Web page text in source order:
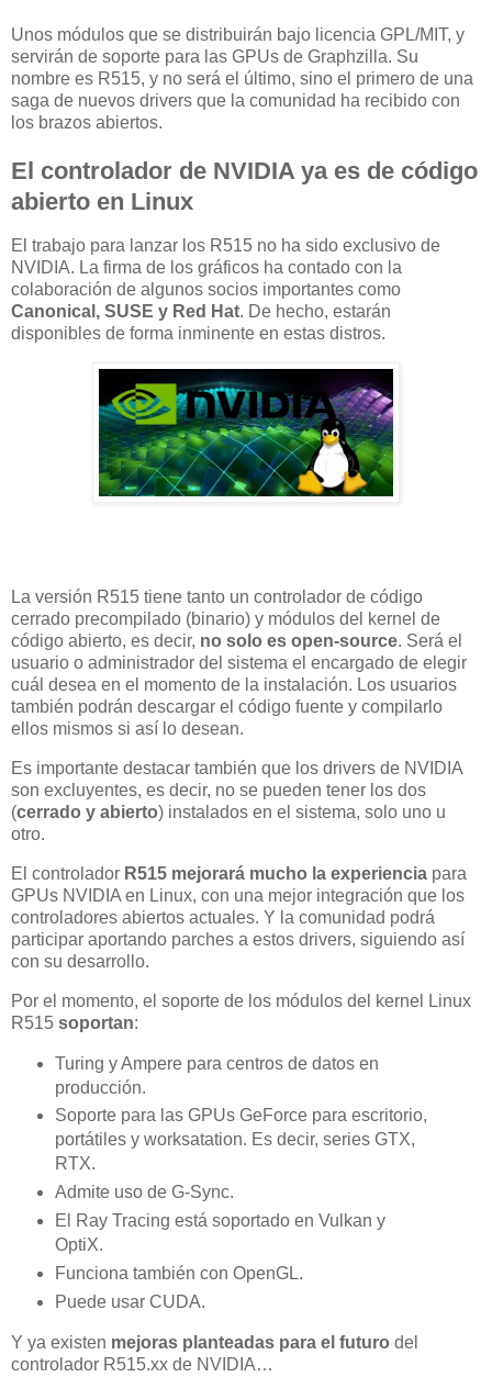
Unos módulos que se distribuirán bajo licencia GPL/MIT, y
servirán de soporte para las GPUs de Graphzilla. Su
nombre es R515, y no será el último, sino el primero de una
saga de nuevos drivers que la comunidad ha recibido con
los brazos abiertos.
El controlador de NVIDIA ya es de código
abierto en Linux
El trabajo para lanzar los R515 no ha sido exclusivo de
NVIDIA. La firma de los gráficos ha contado con la
colaboración de algunos socios importantes como
Canonical, SUSE y Red Hat. De hecho, estarán
disponibles de forma inminente en estas distros.
La versión R515 tiene tanto un controlador de código
cerrado precompilado (binario) y módulos del kernel de
código abierto, es decir, no solo es open-source. Será el
usuario o administrador del sistema el encargado de elegir
cuál desea en el momento de la instalación. Los usuarios
también podrán descargar el código fuente y compilarlo
ellos mismos si así lo desean.
Es importante destacar también que los drivers de NVIDIA
son excluyentes, es decir, no se pueden tener los dos
(cerrado y abierto) instalados en el sistema, solo uno u
otro.
El controlador R515 mejorará mucho la experiencia para
GPUs NVIDIA en Linux, con una mejor integración que los
controladores abiertos actuales. Y la comunidad podrá
participar aportando parches a estos drivers, siguiendo así
con su desarrollo.
Por el momento, el soporte de los módulos del kernel Linux
R515 soportan:
Turing y Ampere para centros de datos en
producción.
Soporte para las GPUs GeForce para escritorio,
portátiles y worksatation. Es decir, series GTX,
RTX.
Admite uso de G-Sync.
El Ray Tracing está soportado en Vulkan y
OptiX.
Funciona también con OpenGL.
Puede usar CUDA.
Y ya existen mejoras planteadas para el futuro del
controlador R515.xx de NVIDIA…